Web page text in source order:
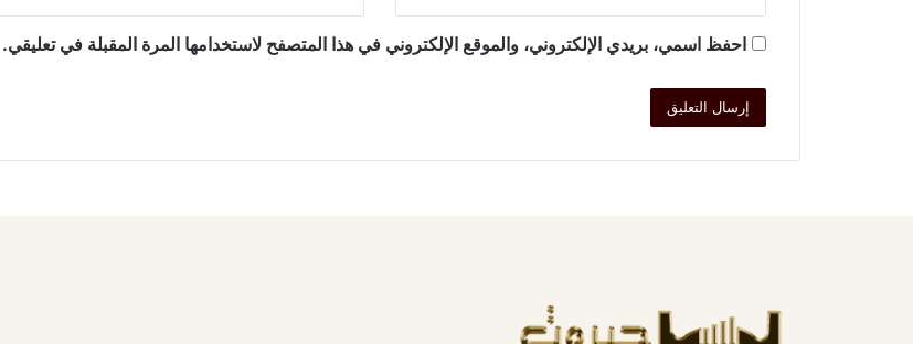
احفظ اسمي، بريدي الإلكتروني، والموقع الإلكتروني في هذا المتصفح لاستخدامها المرة المقبلة في تعليقي.